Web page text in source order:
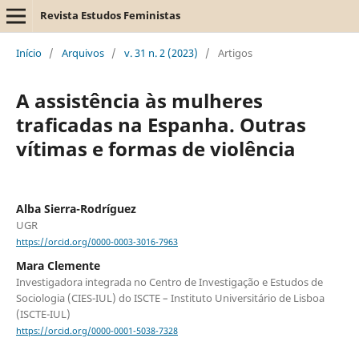
Revista Estudos Feministas
Início / Arquivos / v. 31 n. 2 (2023) / Artigos
A assistência às mulheres
traficadas na Espanha. Outras
vítimas e formas de violência
Alba Sierra-Rodríguez
UGR
https://orcid.org/0000-0003-3016-7963
Mara Clemente
Investigadora integrada no Centro de Investigação e Estudos de
Sociologia (CIES-IUL) do ISCTE – Instituto Universitário de Lisboa
(ISCTE-IUL)
https://orcid.org/0000-0001-5038-7328